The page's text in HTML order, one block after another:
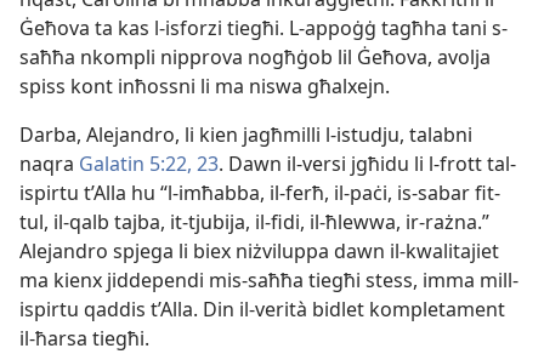
Ġeħova ta kas l-isforzi tiegħi. L-appoġġ tagħha tani s-
saħħa nkompli nipprova nogħġob lil Ġeħova, avolja
spiss kont inħossni li ma niswa għalxejn.
Darba, Alejandro, li kien jagħmilli l-istudju, talabni
naqra Galatin 5:22, 23. Dawn il-versi jgħidu li l-frott tal-
ispirtu t’Alla hu “l-imħabba, il-ferħ, il-paċi, is-sabar fit-
tul, il-qalb tajba, it-tjubija, il-fidi, il-ħlewwa, ir-rażna.”
Alejandro spjega li biex niżviluppa dawn il-kwalitajiet
ma kienx jiddependi mis-saħħa tiegħi stess, imma mill-
ispirtu qaddis t’Alla. Din il-verità bidlet kompletament
il-ħarsa tiegħi.